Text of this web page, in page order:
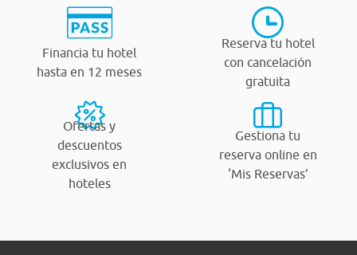
Financia tu hotel
hasta en 12 meses
Reserva tu hotel
con cancelación
gratuita
Ofertas y
descuentos
exclusivos en
hoteles
Gestiona tu
reserva online en
‘Mis Reservas’